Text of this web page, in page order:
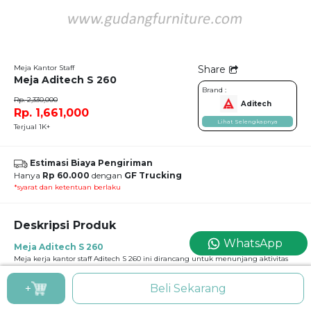
Meja Kantor Staff
Meja Aditech S 260
Rp. 1,661,000
Rp. 2,330,000
Terjual 1K+
Share
Brand :
Aditech
Lihat Selengkapnya
Estimasi Biaya Pengiriman
Hanya Rp 60.000 dengan GF Trucking
*syarat dan ketentuan berlaku
Deskripsi Produk
Meja Aditech S 260
Meja kerja kantor staff Aditech S 260 ini dirancang untuk menunjang aktivitas
kerja harian dengan desain simpel, modern, dan fungsional. Dilengkapi 3 laci
penyimpanan di sisi samping, meja ini memudahkan penyimpanan dokumen,
alat tulis, dan perlengkapan kantor agar tetap rapi dan terorganisir. Top meja
luas cocok untuk komputer, laptop, printer kecil, dan perlengkapan kerja
+ Beli Sekarang
WhatsApp